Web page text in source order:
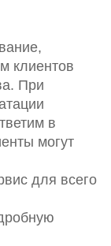
клиентов
При
в
могут
для всего